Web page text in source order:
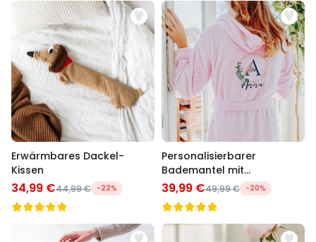
Erwärmbares Dackel-
Kissen
34,99 €44,99 € -22%
Personalisierbarer
Bademantel mit
Monogramm im
Blumenmuster
39,99 €49,99 € -20%